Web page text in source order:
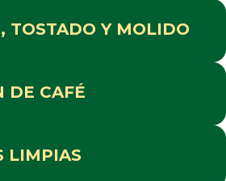
TOSTADO Y MOLIDO
DE CAFÉ
LIMPIAS